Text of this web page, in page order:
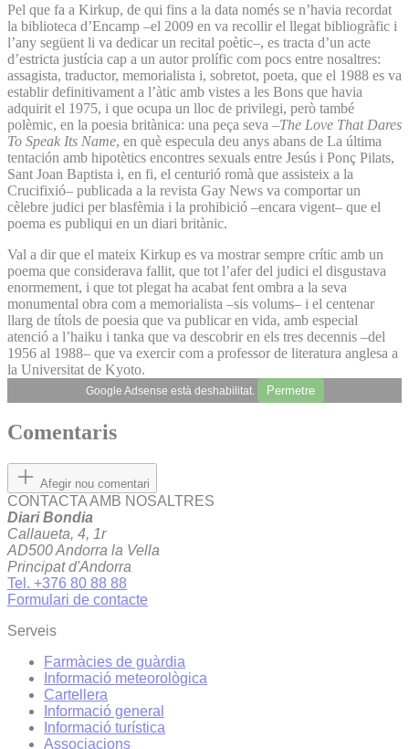
Pel que fa a Kirkup, de qui fins a la data només se n’havia recordat
la biblioteca d’Encamp –el 2009 en va recollir el llegat bibliogràfic i
l’any següent li va dedicar un recital poètic–, es tracta d’un acte
d’estricta justícia cap a un autor prolífic com pocs entre nosaltres:
assagista, traductor, memorialista i, sobretot, poeta, que el 1988 es va
establir definitivament a l’àtic amb vistes a les Bons que havia
adquirit el 1975, i que ocupa un lloc de privilegi, però també
polèmic, en la poesia britànica: una peça seva –The Love That Dares
To Speak Its Name, en què especula deu anys abans de La última
tentación amb hipotètics encontres sexuals entre Jesús i Ponç Pilats,
Sant Joan Baptista i, en fi, el centurió romà que assisteix a la
Crucifixió– publicada a la revista Gay News va comportar un
cèlebre judici per blasfèmia i la prohibició –encara vigent– que el
poema es publiqui en un diari britànic.
Val a dir que el mateix Kirkup es va mostrar sempre crític amb un
poema que considerava fallit, que tot l’afer del judici el disgustava
enormement, i que tot plegat ha acabat fent ombra a la seva
monumental obra com a memorialista –sis volums– i el centenar
llarg de títols de poesia que va publicar en vida, amb especial
atenció a l’haiku i tanka que va descobrir en els tres decennis –del
1956 al 1988– que va exercir com a professor de literatura anglesa a
la Universitat de Kyoto.
Google Adsense està deshabilitat. Permetre
Comentaris
Afegir nou comentari
CONTACTA AMB NOSALTRES
Diari Bondia
Callaueta, 4, 1r
AD500 Andorra la Vella
Principat d'Andorra
Tel. +376 80 88 88
Formulari de contacte
Serveis
Farmàcies de guàrdia
Informació meteorològica
Cartellera
Informació general
Informació turística
Associacions